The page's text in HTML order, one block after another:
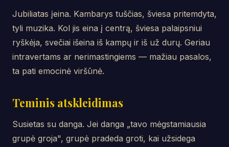
Jubiliatas įeina. Kambarys tuščias, šviesa pritemdyta,
tyli muzika. Kol jis eina į centrą, šviesa palaipsniui
ryškėja, svečiai išeina iš kampų ir iš už durų. Geriau
intravertams ar nerimastingiems — mažiau pasalos,
ta pati emocinė viršūnė.
Teminis atskleidimas
Susietas su danga. Jei danga „tavo mėgstamiausia
grupė groja", grupė pradeda groti, kai užsidega